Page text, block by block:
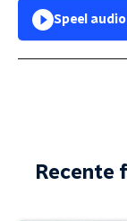
Speel
Recente